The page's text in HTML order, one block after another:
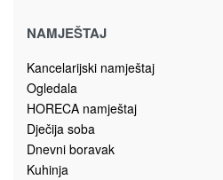
NAMJEŠTAJ
Kancelarijski namještaj
Ogledala
HORECA namještaj
Dječija soba
Dnevni boravak
Kuhinja